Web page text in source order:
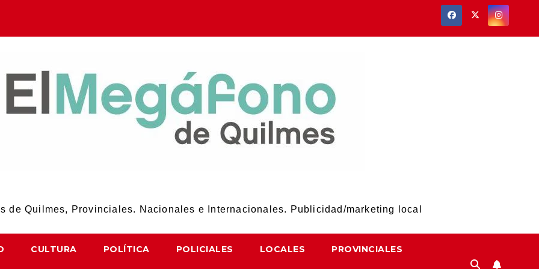
de Quilmes, Provinciales. Nacionales e Internacionales. Publicidad/marketing local
CULTURA POLÍTICA POLICIALES LOCALES PROVINCIALES